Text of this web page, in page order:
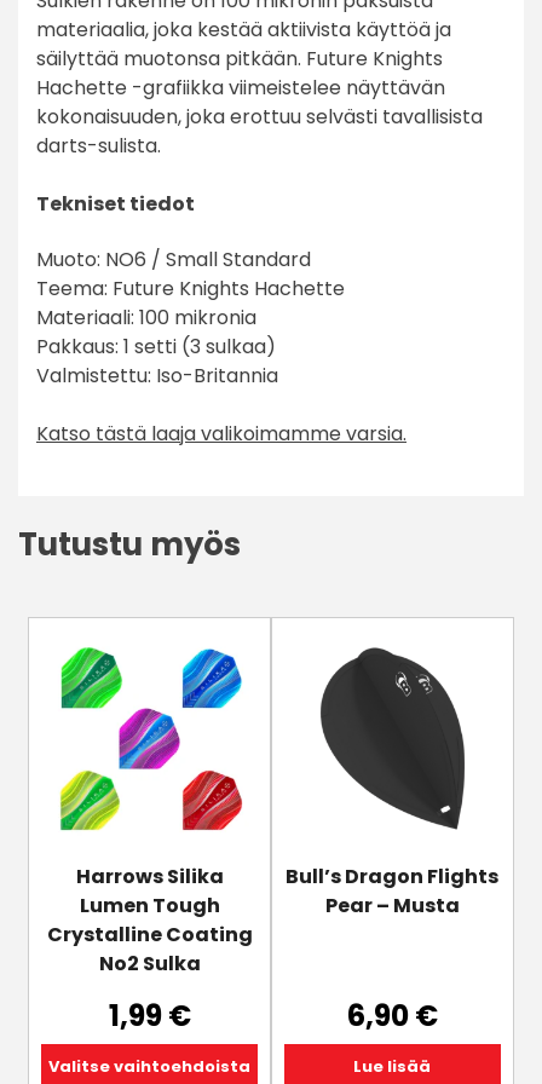
materiaalia, joka kestää aktiivista käyttöä ja
säilyttää muotonsa pitkään. Future Knights
Hachette -grafiikka viimeistelee näyttävän
kokonaisuuden, joka erottuu selvästi tavallisista
darts-sulista.
Tekniset tiedot
Muoto: NO6 / Small Standard
Teema: Future Knights Hachette
Materiaali: 100 mikronia
Pakkaus: 1 setti (3 sulkaa)
Valmistettu: Iso-Britannia
Katso tästä laaja valikoimamme varsia.
Tutustu myös
Harrows Silika
Lumen Tough
Crystalline Coating
No2 Sulka
1,99€
Valitse vaihtoehdoista
Tällä
tuotteella
on
useampi
muunnelma.
Voit
tehdä
tuotteen
sivulla.
Bull’s Dragon Flights
Pear – Musta
6,90€
Lue lisää